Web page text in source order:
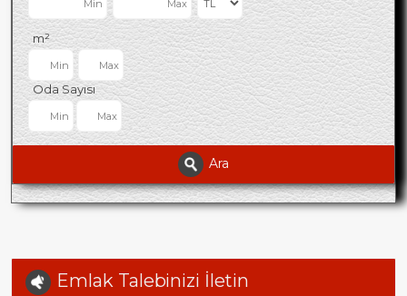
m²
Oda Sayısı
Ara
Emlak Talebinizi İletin